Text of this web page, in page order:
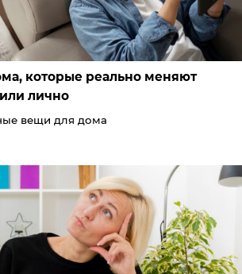
которые реально меняют
лично
вещи для дома